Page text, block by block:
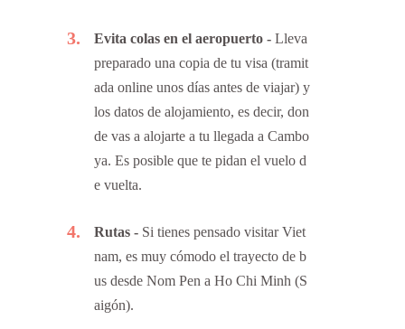
3 Evita colas en el aeropuerto
Lleva
preparado una copia de tu visa (tramit
ada online unos días antes de viajar) y
los datos de alojamiento, es decir, don
de vas a alojarte a tu llegada a Cambo
ya. Es posible que te pidan el vuelo d
e vuelta.
4 Rutas
Si tienes pensado visitar Viet
nam, es muy cómodo el trayecto de b
us desde Nom Pen a Ho Chi Minh (S
aigón).